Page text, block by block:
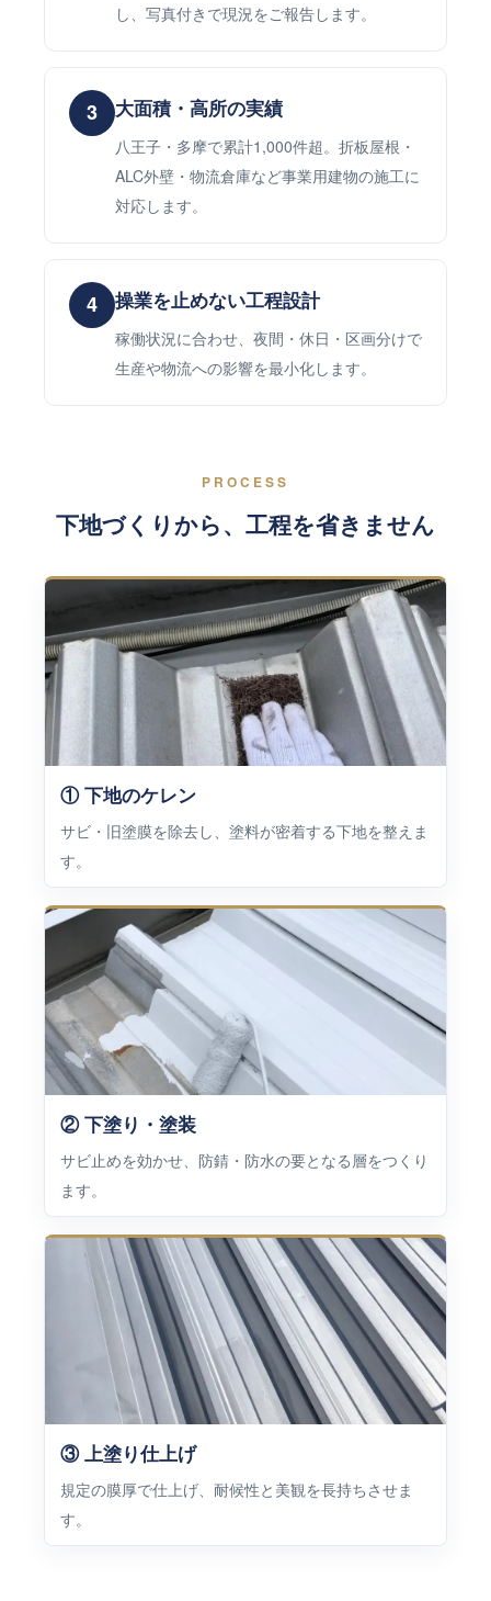
し、写真付きで現況をご報告します。
3 大面積・高所の実績
八王子・多摩で累計1,000件超。折板屋根・
ALC外壁・物流倉庫など事業用建物の施工に
対応します。
4 操業を止めない工程設計
稼働状況に合わせ、夜間・休日・区画分けで
生産や物流への影響を最小化します。
PROCESS
下地づくりから、工程を省きません
① 下地のケレン
サビ・旧塗膜を除去し、塗料が密着する下地を整えま
す。
② 下塗り・塗装
サビ止めを効かせ、防錆・防水の要となる層をつくり
ます。
③ 上塗り仕上げ
規定の膜厚で仕上げ、耐候性と美観を長持ちさせま
す。